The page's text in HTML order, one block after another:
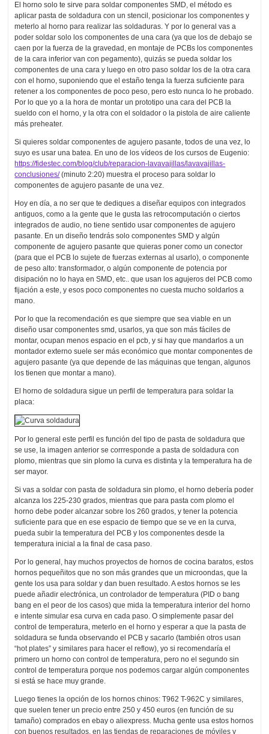
El horno solo te sirve para soldar componentes SMD, el método es
aplicar pasta de soldadura con un stencil, posicionar los componentes y
meterlo al horno para realizar las soldaduras. Y por lo general vas a
poder soldar solo los componentes de una cara (ya que los de debajo se
caen por la fuerza de la gravedad, en montaje de PCBs los componentes
de la cara inferior van con pegamento), quizás se pueda soldar los
componentes de una cara y luego en otro paso soldar los de la otra cara
con el horno, suponiendo que el estaño tenga la fuerza suficiente para
retener a los componentes de poco peso, pero esto nunca lo he probado.
Por lo que yo a la hora de montar un prototipo una cara del PCB la
sueldo con el horno, y la otra con el soldador o la pistola de aire caliente
más preheater.
Si quieres soldar componentes de agujero pasante, todos de una vez, lo
suyo es usar una batea. En uno de los vídeos de los cursos de Eugenio:
https://fidestec.com/blog/club/reparacion-lavavajillas/lavavajillas-
conclusiones/(minuto 2:20) muestra el proceso para soldar lo
componentes de agujero pasante de una vez.
Hoy en día, a no ser que te dediques a diseñar equipos con integrados
antiguos, como a la gente que le gusta las retrocomputación o ciertos
integrados de audio, no tiene sentido usar componentes de agujero
pasante. En un diseño tendrás solo componentes SMD y algún
componente de agujero pasante que quieras poner como un conector
(para que el PCB lo sujete de fuerzas externas al usarlo), o componente
de peso alto: transformador, o algún componente de potencia por
disipación no lo haya en SMD, etc.. que usan los agujeros del PCB como
fijación a este, y esos poco componentes no cuesta mucho soldarlos a
mano.
Por lo que la recomendación es que siempre que sea viable en un
diseño usar componentes smd, usarlos, ya que son más fáciles de
montar, ocupan menos espacio en el pcb, y si hay que mandarlos a un
montador externo suele ser más económico que montar componentes de
agujero pasante (ya que depende de las máquinas que tengan, algunos
los tienen que montar a mano).
El horno de soldadura sigue un perfil de temperatura para soldar la
placa:
Por lo general este perfil es función del tipo de pasta de soldadura que
se use, la imagen anterior se corrresponde a pasta de soldadura con
plomo, mientras que sin plomo la curva es distinta y la temperatura ha de
ser mayor.
Si vas a soldar con pasta de soldadura sin plomo, el horno debería poder
alcanza los 225-230 grados, mientras que para pasta com plomo el
horno debe poder alcanzar sobre los 260 grados, y tener la potencia
suficiente para que en ese espacio de tiempo que se ve en la curva,
pueda subir la temperatura del PCB y los componentes desde la
temperatura inicial a la final de casa paso.
Por lo general, hay muchos proyectos de hornos de cocina baratos, estos
hornos pequeñitos que no son más grandes que un microondas, que la
gente los usa para soldar y dan buen resultado. A estos hornos se les
puede añadir electrónica, un controlador de temperatura (PID o bang
bang en el peor de los casos) que mida la temperatura interior del horno
e intente simular esa curva en cada paso. O simplemente pasar del
control de temperatura, meterlo en el horno y esperar a que la pasta de
soldadura se funda observando el PCB y sacarlo (también otros usan
“hot plates” y similares para hacer el reflow), yo si recomendaría el
primero un horno con control de temperatura, pero no el segundo sin
control de temperatura porque nos podemos cargar algún componentes
si está se hace muy grande.
Luego tienes la opción de los hornos chinos: T962 T-962C y similares,
que suelen tener un precio entre 250 y 450 euros (en función de su
tamaño) comprados en ebay o aliexpress. Mucha gente usa estos hornos
con buenos resultados, en las tiendas de reparaciones de móviles y